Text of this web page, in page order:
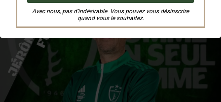
Avec nous, pas d’indésirable. Vous pouvez vous désinscrire
quand vous le souhaitez.